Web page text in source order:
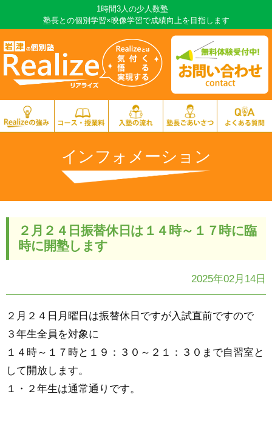
1時間3人の少人数塾
塾長との個別学習×映像学習で成績向上を目指します
インフォメーション
２月２４日振替休日は１４時～１７時に臨
時に開塾します
2025年02月14日
２月２４日月曜日は振替休日ですが入試直前ですので
３年生全員を対象に
１４時～１７時と１９：３０～２１：３０まで自習室と
して開放します。
１・２年生は通常通りです。